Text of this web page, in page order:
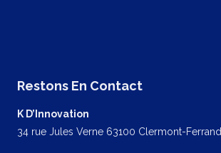
Restons En Contact
K D’Innovation
34 rue Jules Verne 63100 Clermont-Ferrand